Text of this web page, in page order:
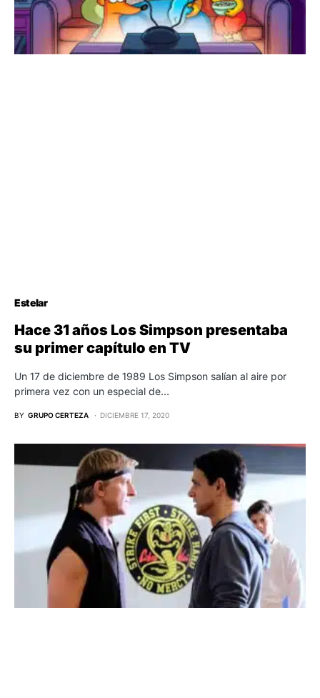
Estelar
Hace 31 años Los Simpson presentaba
su primer capítulo en TV
Un 17 de diciembre de 1989 Los Simpson salían al aire por
primera vez con un especial de…
BY GRUPO CERTEZA DICIEMBRE 17, 2020